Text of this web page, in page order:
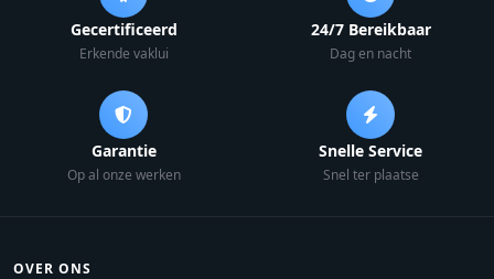
Gecertificeerd
Erkende vaklui
24/7 Bereikbaar
Dag en nacht
Garantie
Op al onze werken
Snelle Service
Snel ter plaatse
OVER ONS